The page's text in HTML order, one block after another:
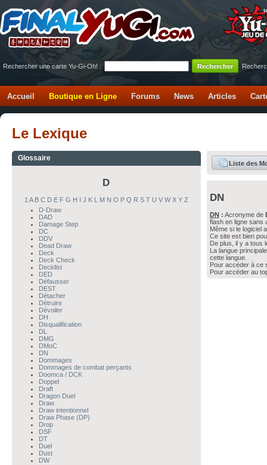
Rechercher une carte Yu-Gi-Oh! :
Accueil Boutique en Ligne Forums News Articles
Le Lexique
Glossaire
D
1 A B C D E F G H J K M N O P Q R S T U V W X Y Z
D-Draw
DAD
Damage Step
DC
DDV
Dead Draw
Deck
Deck Check
Decklist
DED
Défausser
DEST
Détacher
Détruire
Dévoiler
DH
Disqualification
DL
DMG
DMoC
DN
Dommages
Dommages de combat perçants
Doomca / DCK
Doppel
Draft
Dragon Duel
Draw
Draw intentionnel
Draw Phase (DP)
Drop
DSF
DT
Duel
Dust
DW
Liste des
DN
DN : Acronyme de
flash en ligne sans
Même si le logiciel
Ce site est bien
De plus, il y a tous
La langue
cette langue.
Pour accéder à ce
Pour accéder au